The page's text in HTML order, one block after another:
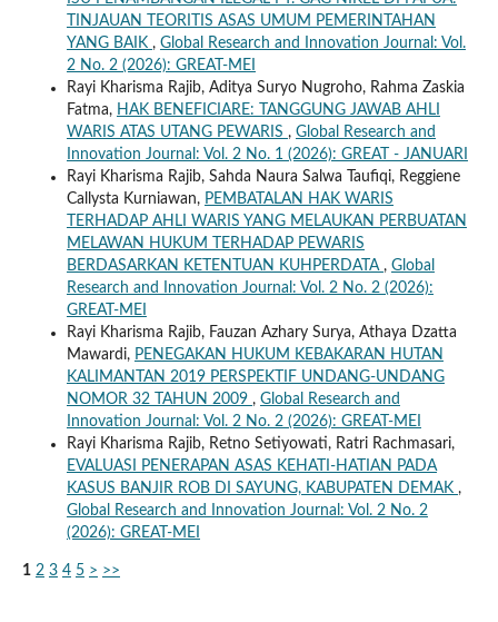
TINJAUAN TEORITIS ASAS UMUM PEMERINTAHAN
YANG BAIK , Global Research and Innovation Journal: Vol.
2 No. 2 (2026): GREAT-MEI
Rayi Kharisma Rajib, Aditya Suryo Nugroho, Rahma Zaskia
Fatma, HAK BENEFICIARE: TANGGUNG JAWAB AHLI
WARIS ATAS UTANG PEWARIS , Global Research and
Innovation Journal: Vol. 2 No. 1 (2026): GREAT - JANUARI
Rayi Kharisma Rajib, Sahda Naura Salwa Taufiqi, Reggiene
Callysta Kurniawan, PEMBATALAN HAK WARIS
TERHADAP AHLI WARIS YANG MELAUKAN PERBUATAN
MELAWAN HUKUM TERHADAP PEWARIS
BERDASARKAN KETENTUAN KUHPERDATA , Global
Research and Innovation Journal: Vol. 2 No. 2 (2026):
GREAT-MEI
Rayi Kharisma Rajib, Fauzan Azhary Surya, Athaya Dzatta
Mawardi, PENEGAKAN HUKUM KEBAKARAN HUTAN
KALIMANTAN 2019 PERSPEKTIF UNDANG-UNDANG
NOMOR 32 TAHUN 2009 , Global Research and
Innovation Journal: Vol. 2 No. 2 (2026): GREAT-MEI
Rayi Kharisma Rajib, Retno Setiyowati, Ratri Rachmasari,
EVALUASI PENERAPAN ASAS KEHATI-HATIAN PADA
KASUS BANJIR ROB DI SAYUNG, KABUPATEN DEMAK ,
Global Research and Innovation Journal: Vol. 2 No. 2
(2026): GREAT-MEI
1 2 3 4 5 > >>